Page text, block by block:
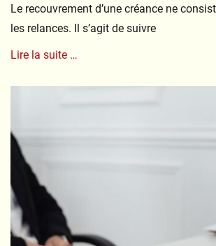
Le recouvrement d’une créance ne
les relances. Il s’agit de suivre
Lire la suite …
r
i
c
i
t
é